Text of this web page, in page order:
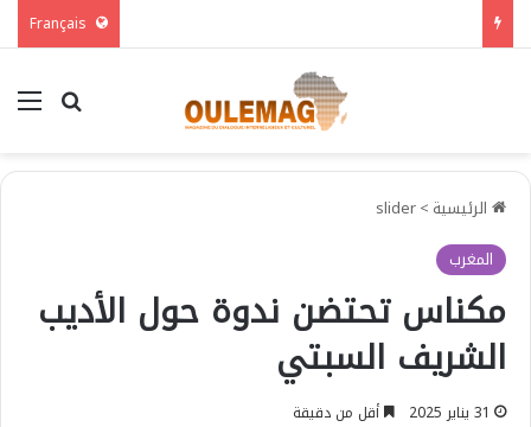
بحث عن
الرئيسية >
slider
المغرب
مكناس تحتضن ندوة حول الأديب
الشريف السبتي
31 يناير 2025 أقل من دقيقة